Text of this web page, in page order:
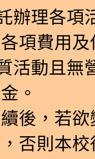
辦理各項
項費用
活動且無
。
後，若
否則本